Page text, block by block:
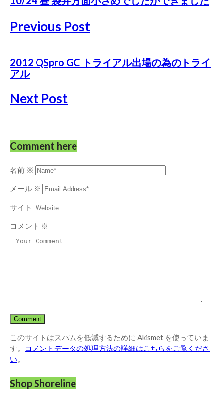
Previous Post
2012 QSpro GC トライアル出場の為のトライ
アル
Next Post
Comment here
名前 ※
メール ※
サイト
コメント ※
このサイトはスパムを低減するために Akismet を使っていま
す。
コメントデータの処理方法の詳細はこちらをご覧くださ
い。
Shop Shoreline